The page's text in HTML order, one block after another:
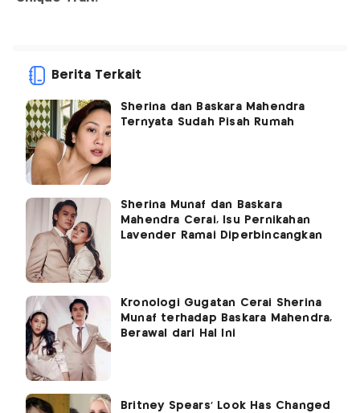
Berita Terkait
Sherina dan Baskara Mahendra
Ternyata Sudah Pisah Rumah
Sherina Munaf dan Baskara
Mahendra Cerai, Isu Pernikahan
Lavender Ramai Diperbincangkan
Kronologi Gugatan Cerai Sherina
Munaf terhadap Baskara Mahendra,
Berawal dari Hal Ini